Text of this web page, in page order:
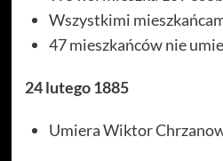
Wszystkimi
47 mieszkańców nie
24 lutego 1885
Umiera Wiktor